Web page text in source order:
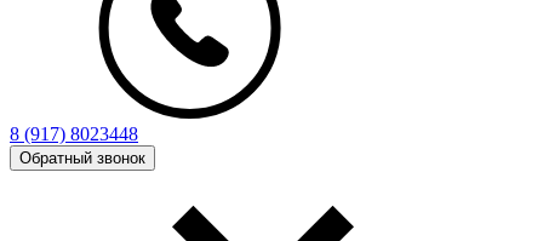
8 (917) 8023448
Обратный звонок